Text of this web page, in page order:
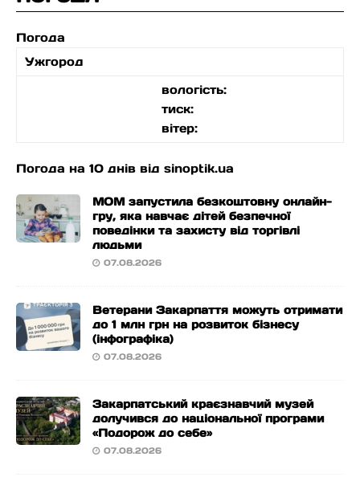
Погода
Ужгород
вологість:
тиск:
вітер:
Погода на 10 днів від sinoptik.ua
МОМ запустила безкоштовну онлайн-
гру, яка навчає дітей безпечної
поведінки та захисту від торгівлі
людьми
07.08.2026
Ветерани Закарпаття можуть отримати
до 1 млн грн на розвиток бізнесу
(інфографіка)
07.08.2026
Закарпатський краєзнавчий музей
долучився до національної програми
«Подорож до себе»
07.08.2026